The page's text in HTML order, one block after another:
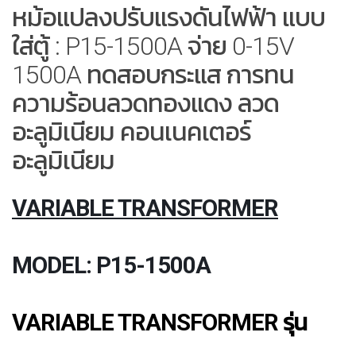
หม้อแปลงปรับแรงดันไฟฟ้า แบบ
ใส่ตู้ : P15-1500A จ่าย 0-15V
1500A ทดสอบกระแส การทน
ความร้อนลวดทองแดง ลวด
อะลูมิเนียม คอนเนคเตอร์
อะลูมิเนียม
VARIABLE TRANSFORMER
MODEL: P15-1500A
VARIABLE TRANSFORMER รุ่น